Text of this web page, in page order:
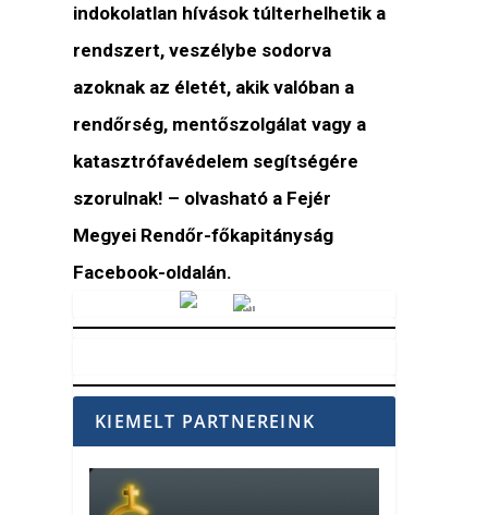
indokolatlan hívások túlterhelhetik a
rendszert, veszélybe sodorva
azoknak az életét, akik valóban a
rendőrség, mentőszolgálat vagy a
katasztrófavédelem segítségére
szorulnak! – olvasható a Fejér
Megyei Rendőr-főkapitányság
Facebook-oldalán.
KIEMELT PARTNEREINK